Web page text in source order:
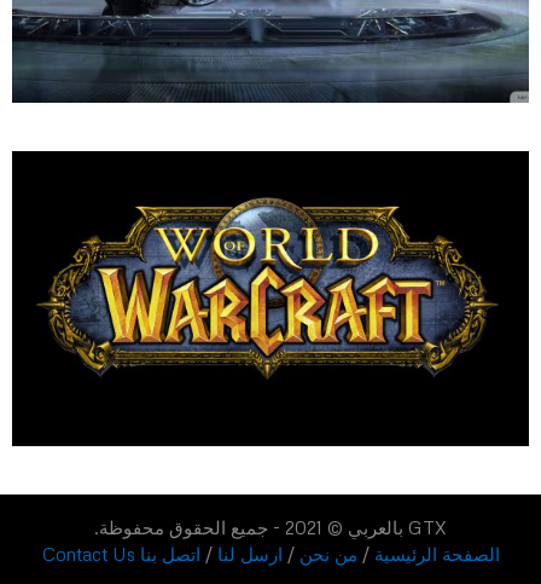
GTX بالعربي © 2021 - جميع الحقوق محفوظة.
الصفحة الرئيسية / من نحن / ارسل لنا / اتصل بنا Contact Us